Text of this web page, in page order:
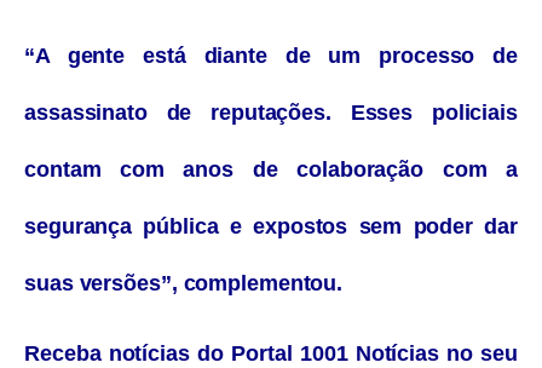
“A gente está diante de um processo de
assassinato de reputações. Esses policiais
contam com anos de colaboração com a
segurança pública e expostos sem poder dar
suas versões”, complementou.
Receba notícias do Portal 1001 Notícias no seu